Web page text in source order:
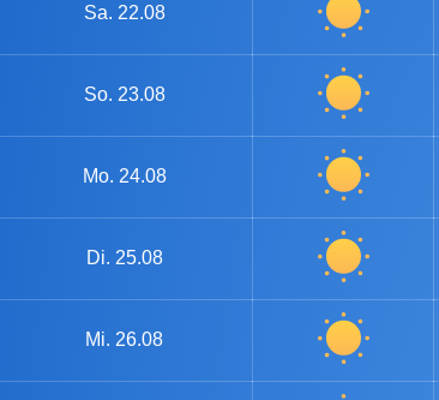
Sa. 22.08
So. 23.08
Mo. 24.08
Di. 25.08
Mi. 26.08